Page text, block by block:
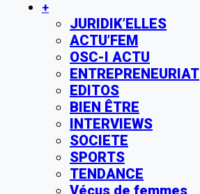
+
JURIDIK’ELLES
ACTU’FEM
OSC-I ACTU
ENTREPRENEURIAT
EDITOS
BIEN ÊTRE
INTERVIEWS
SOCIETE
SPORTS
TENDANCE